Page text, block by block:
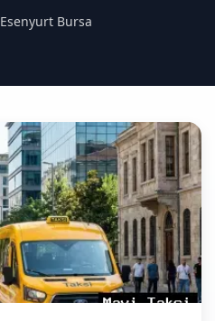
Esenyurt Bursa